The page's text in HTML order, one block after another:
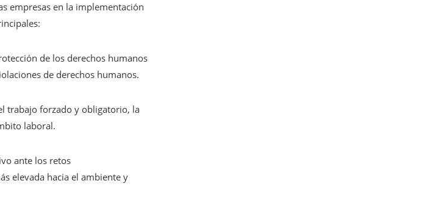
empresas en la implementación
de los derechos humanos
de derechos humanos.
trabajo forzado y obligatorio, la
laboral.
ante los retos
elevada hacia el ambiente y